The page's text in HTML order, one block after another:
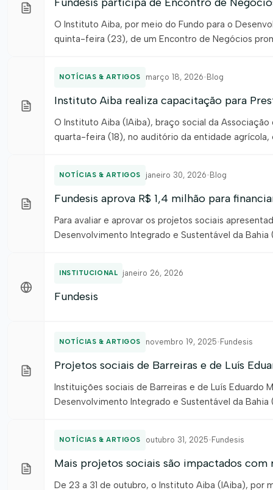
O Instituto Aiba, por meio do Fundo para o
quinta-feira (23), de um Encontro de Negócios
NOTÍCIAS & ARTIGOS março 18, 2026• Blog
Instituto Aiba realiza capacitação para
O Instituto Aiba (IAiba), braço social da
quarta-feira (18), no auditório da entidade
NOTÍCIAS & ARTIGOS janeiro 30, 2026• Blog
Fundesis aprova R$ 1,4 milhão para
Para avaliar e aprovar os projetos sociais
Desenvolvimento Integrado e Sustentável da
INSTITUCIONAL janeiro 26, 2026
Fundesis
NOTÍCIAS & ARTIGOS novembro 19, 2025• Fundesis
Projetos sociais de Barreiras e de Luís
Instituições sociais de Barreiras e de Luís Eduardo
Desenvolvimento Integrado e Sustentável da
NOTÍCIAS & ARTIGOS outubro 31, 2025• Fundesis
Mais projetos sociais são impactados com
De 23 a 31 de outubro, o Instituto Aiba (IAiba), por